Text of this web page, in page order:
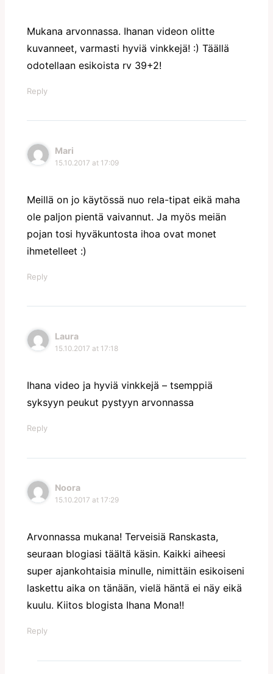
Mukana arvonnassa. Ihanan videon olitte
kuvanneet, varmasti hyviä vinkkejä! :) Täällä
odotellaan esikoista rv 39+2!
Reply
Mari
15.10.2017 at 17:09
Meillä on jo käytössä nuo rela-tipat eikä maha
ole paljon pientä vaivannut. Ja myös meiän
pojan tosi hyväkuntosta ihoa ovat monet
ihmetelleet :)
Reply
Laura
15.10.2017 at 17:18
Ihana video ja hyviä vinkkejä – tsemppiä
syksyyn peukut pystyyn arvonnassa
Reply
Noora
15.10.2017 at 17:29
Arvonnassa mukana! Terveisiä Ranskasta,
seuraan blogiasi täältä käsin. Kaikki aiheesi
super ajankohtaisia minulle, nimittäin esikoiseni
laskettu aika on tänään, vielä häntä ei näy eikä
kuulu. Kiitos blogista Ihana Mona!!
Reply